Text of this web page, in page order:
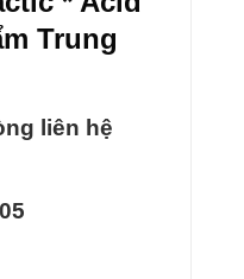
Trung
liên hệ